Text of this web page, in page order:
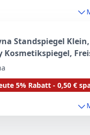
Standspiegel
Kosmetikspiegel,
für
Badezimmer
5% Rabatt - 0,50 €